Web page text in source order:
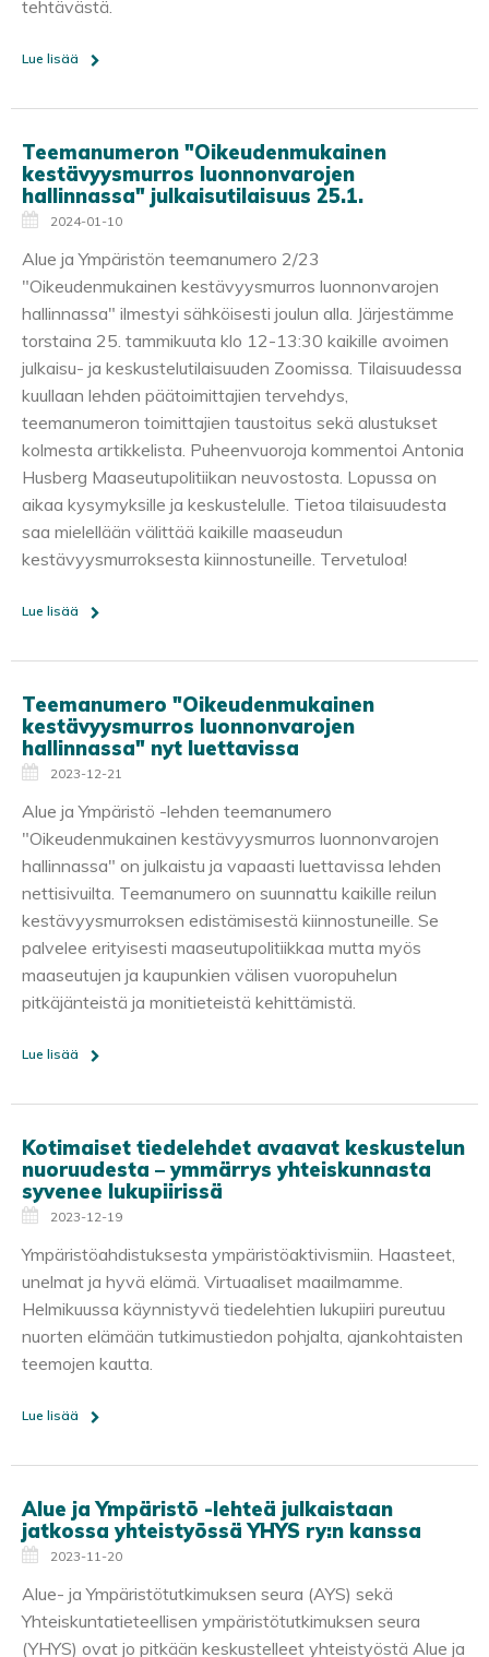
tehtävästä.
Lue lisää
Teemanumeron "Oikeudenmukainen
kestävyysmurros luonnonvarojen
hallinnassa" julkaisutilaisuus 25.1.
2024-01-10
Alue ja Ympäristön teemanumero 2/23
"Oikeudenmukainen kestävyysmurros luonnonvarojen
hallinnassa" ilmestyi sähköisesti joulun alla. Järjestämme
torstaina 25. tammikuuta klo 12-13:30 kaikille avoimen
julkaisu- ja keskustelutilaisuuden Zoomissa. Tilaisuudessa
kuullaan lehden päätoimittajien tervehdys,
teemanumeron toimittajien taustoitus sekä alustukset
kolmesta artikkelista. Puheenvuoroja kommentoi Antonia
Husberg Maaseutupolitiikan neuvostosta. Lopussa on
aikaa kysymyksille ja keskustelulle. Tietoa tilaisuudesta
saa mielellään välittää kaikille maaseudun
kestävyysmurroksesta kiinnostuneille. Tervetuloa!
Lue lisää
Teemanumero "Oikeudenmukainen
kestävyysmurros luonnonvarojen
hallinnassa" nyt luettavissa
2023-12-21
Alue ja Ympäristö -lehden teemanumero
"Oikeudenmukainen kestävyysmurros luonnonvarojen
hallinnassa" on julkaistu ja vapaasti luettavissa lehden
nettisivuilta. Teemanumero on suunnattu kaikille reilun
kestävyysmurroksen edistämisestä kiinnostuneille. Se
palvelee erityisesti maaseutupolitiikkaa mutta myös
maaseutujen ja kaupunkien välisen vuoropuhelun
pitkäjänteistä ja monitieteistä kehittämistä.
Lue lisää
Kotimaiset tiedelehdet avaavat keskustelun
nuoruudesta – ymmärrys yhteiskunnasta
syvenee lukupiirissä
2023-12-19
Ympäristöahdistuksesta ympäristöaktivismiin. Haasteet,
unelmat ja hyvä elämä. Virtuaaliset maailmamme.
Helmikuussa käynnistyvä tiedelehtien lukupiiri pureutuu
nuorten elämään tutkimustiedon pohjalta, ajankohtaisten
teemojen kautta.
Lue lisää
Alue ja Ympäristö -lehteä julkaistaan
jatkossa yhteistyössä YHYS ry:n kanssa
2023-11-20
Alue- ja Ympäristötutkimuksen seura (AYS) sekä
Yhteiskuntatieteellisen ympäristötutkimuksen seura
(YHYS) ovat jo pitkään keskustelleet yhteistyöstä Alue ja